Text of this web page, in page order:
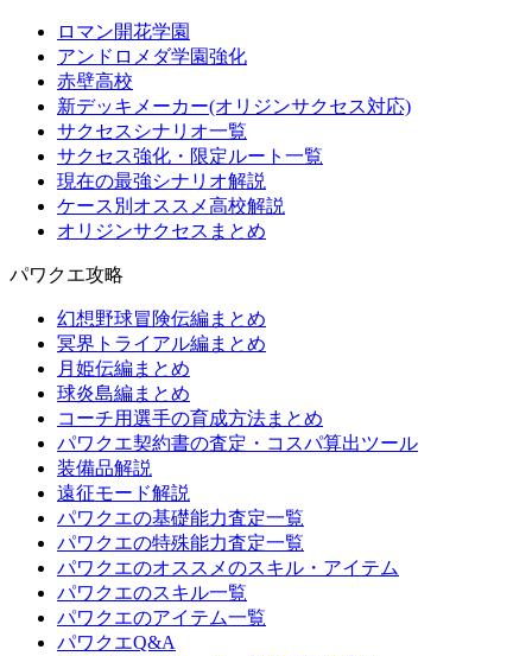
ロマン開花学園
アンドロメダ学園強化
赤壁高校
新デッキメーカー(オリジンサクセス対応)
サクセスシナリオ一覧
サクセス強化・限定ルート一覧
現在の最強シナリオ解説
ケース別オススメ高校解説
オリジンサクセスまとめ
パワクエ攻略
幻想野球冒険伝編まとめ
冥界トライアル編まとめ
月姫伝編まとめ
球炎島編まとめ
コーチ用選手の育成方法まとめ
パワクエ契約書の査定・コスパ算出ツール
装備品解説
遠征モード解説
パワクエの基礎能力査定一覧
パワクエの特殊能力査定一覧
パワクエのオススメのスキル・アイテム
パワクエのスキル一覧
パワクエのアイテム一覧
パワクエQ&A